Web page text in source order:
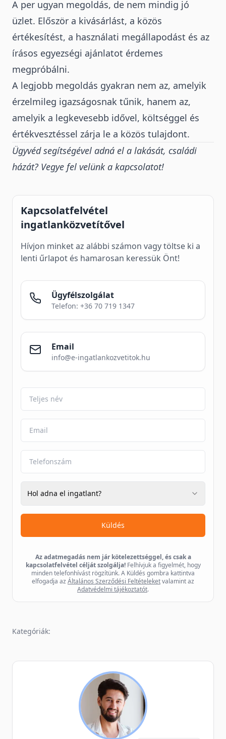
A per ugyan megoldás, de nem mindig jó
üzlet. Először a kivásárlást, a közös
értékesítést, a használati megállapodást és az
írásos egyezségi ajánlatot érdemes
megpróbálni.
A legjobb megoldás gyakran nem az, amelyik
érzelmileg igazságosnak tűnik, hanem az,
amelyik a legkevesebb idővel, költséggel és
értékvesztéssel zárja le a közös tulajdont.
Ügyvéd segítségével adná el a lakását, családi
házát? Vegye fel velünk a kapcsolatot!
Kapcsolatfelvétel
ingatlanközvetítővel
Hívjon minket az alábbi számon vagy töltse ki a
lenti űrlapot és hamarosan keressük Önt!
Ügyfélszolgálat
Telefon: +36 70 719 1347
Email
info@e-ingatlankozvetitok.hu
Hol adna el ingatlant?
Küldés
Az adatmegadás nem jár kötelezettséggel, és csak a
kapcsolatfelvétel célját szolgálja! Felhívjuk a figyelmét, hogy
minden telefonhívást rögzítünk. A Küldés gombra kattintva
elfogadja az Általános Szerződési Feltételeketvalamint az
Adatvédelmi tájékoztatót.
Kategóriák:
SB